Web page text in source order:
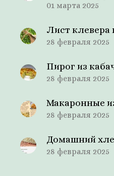
01 марта 2025
Лист клевера
28 февраля 2025
Пирог из
28 февраля 2025
Макаронные
28 февраля 2025
Домашний
28 февраля 2025